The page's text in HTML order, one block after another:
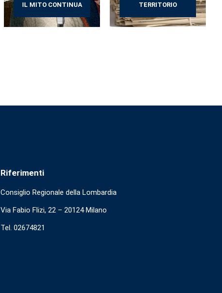
IL MITO CONTINUA
TERRITORIO
Riferimenti
Consiglio Regionale della Lombardia
Via Fabio Flizi, 22 – 20124 Milano
Tel. 02674821